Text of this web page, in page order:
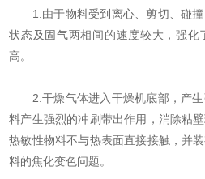
1.由于物料受到离心、剪切、碰撞
状态及固气两相间的速度较大，强化
高。
2.干燥气体进入干燥机底部，产生
料产生强烈的冲刷带出作用，消除粘
热敏性物料不与热表面直接接触，并
料的焦化变色问题。